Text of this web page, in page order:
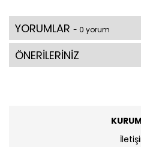
YORUMLAR - 0 yorum
ÖNERİLERİNİZ